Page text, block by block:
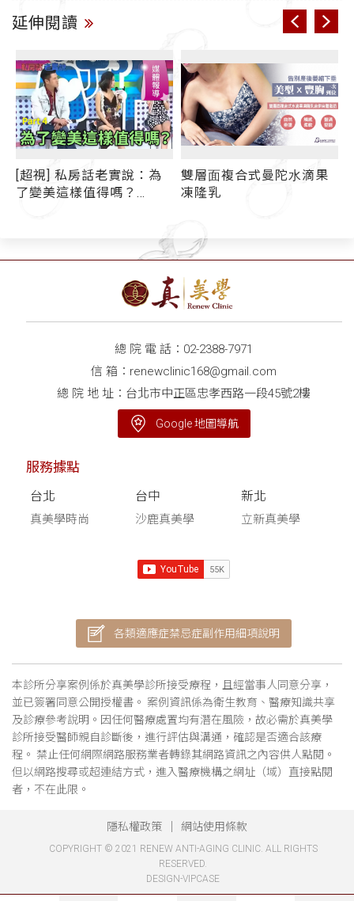
延伸閱讀
[超視] 私房話老實說：為
了變美這樣值得嗎？
雙層⾯複合式曼陀⽔滴果
凍隆乳
總 院 電 話： 02-2388-7971
信 箱： renewclinic168@gmail.com
總 院 地 址：台北市中正區忠孝西路一段45號2樓
Google 地圖導航
服務據點
台北
真美學時尚
台中
沙鹿真美學
新北
立新真美學
各類適應症禁忌症副作用細項說明
本診所分享案例係於真美學診所接受療程，且經當事人同意分享，
並已簽署同意公開授權書。 案例資訊係為衛生教育、醫療知識共享
及診療參考說明。因任何醫療處置均有潛在風險，故必需於真美學
診所接受醫師親自診斷後，進行評估與溝通，確認是否適合該療
程。 禁止任何網際網路服務業者轉錄其網路資訊之內容供人點閱。
但以網路搜尋或超連結方式，進入醫療機構之網址（域）直接點閱
者，不在此限。
隱私權政策 網站使用條款
COPYRIGHT © 2021 RENEW ANTI-AGING CLINIC. ALL RIGHTS
RESERVED.
DESIGN-VIPCASE